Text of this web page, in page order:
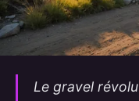
Le gravel